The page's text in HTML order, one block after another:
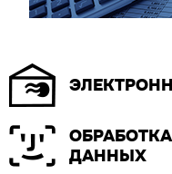
ДАННЫХ